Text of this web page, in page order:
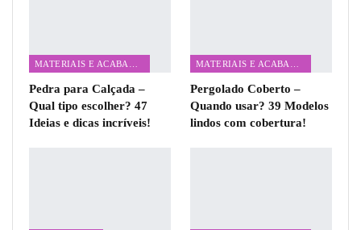
Pedra para Calçada –
Qual tipo escolher? 47
Ideias e dicas incríveis!
Pergolado Coberto –
Quando usar? 39 Modelos
lindos com cobertura!